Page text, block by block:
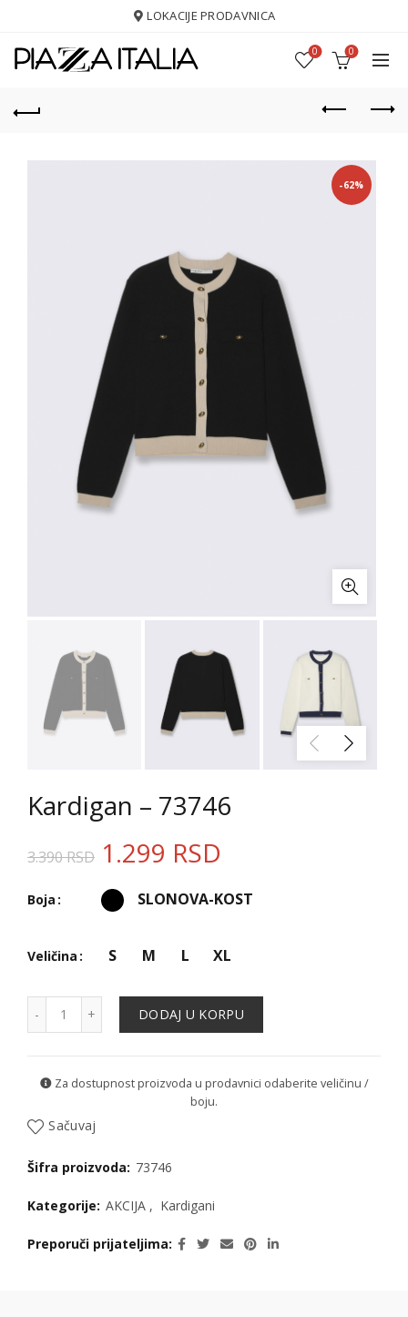
LOKACIJE PRODAVNICA
0 0
-62%
Kardigan – 73746
3.390RSD 1.299 RSD
Boja SLONOVA-KOST
Veličina S M L XL
DODAJ U KORPU
Za dostupnost proizvoda u prodavnici odaberite veličinu /
boju.
Sačuvaj
Šifra proizvoda: 73746
Kategorije: AKCIJA , Kardigani
Preporuči prijateljima